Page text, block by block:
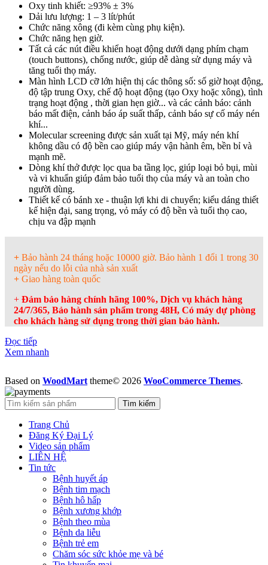
Oxy tinh khiết: ≥93% ± 3%
Dải lưu lượng: 1 – 3 lít/phút
Chức năng xông (đi kèm cùng phụ kiện).
Chức năng hẹn giờ.
Tất cả các nút điều khiển hoạt động dưới dạng phím chạm
(touch buttons), chống nước, giúp dễ dàng sử dụng máy và
tăng tuổi thọ máy.
Màn hình LCD cỡ lớn hiện thị các thông số: số giờ hoạt động,
độ tập trung Oxy, chế độ hoạt động (tạo Oxy hoặc xông), tình
trạng hoạt động , thời gian hẹn giờ... và các cảnh báo: cảnh
báo mất điện, cảnh báo áp suất thấp, cảnh báo sự cố máy nén
khí...
Molecular screening được sản xuất tại Mỹ, máy nén khí
không dầu có độ bền cao giúp máy vận hành êm, bền bỉ và
mạnh mẽ.
Dòng khí thở được lọc qua ba tầng lọc, giúp loại bỏ bụi, mùi
và vi khuẩn giúp đảm bảo tuổi thọ của máy và an toàn cho
người dùng.
Thiết kế có bánh xe - thuận lợi khi di chuyển; kiểu dáng thiết
kế hiện đại, sang trọng, vỏ máy có độ bền và tuổi thọ cao,
chịu va đập mạnh
+ Bảo hành 24 tháng hoặc 10000 giờ. Bảo hành 1 đổi 1 trong 30
ngày nếu do lỗi của nhà sản xuất
+ Giao hàng toàn quốc
+ Đảm bảo hàng chính hãng 100%, Dịch vụ khách hàng
24/7/365, Bảo hành sản phẩm trong 48H, Có máy dự phòng
cho khách hàng sử dụng trong thời gian bảo hành.
Đọc tiếp
Xem nhanh
Based on WoodMart theme© 2026 WooCommerce Themes.
Tìm kiếm
Trang Chủ
Đăng Ký Đại Lý
Video sản phẩm
LIÊN HỆ
Tin tức
Bệnh huyết áp
Bệnh tim mạch
Bệnh hô hấp
Bệnh xương khớp
Bệnh theo mùa
Bệnh da liễu
Bệnh trẻ em
Chăm sóc sức khỏe mẹ và bé